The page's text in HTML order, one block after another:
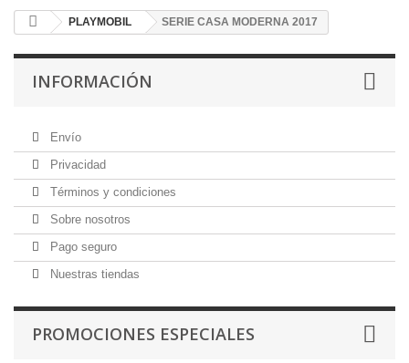
PLAYMOBIL SERIE CASA MODERNA 2017
INFORMACIÓN
Envío
Privacidad
Términos y condiciones
Sobre nosotros
Pago seguro
Nuestras tiendas
PROMOCIONES ESPECIALES